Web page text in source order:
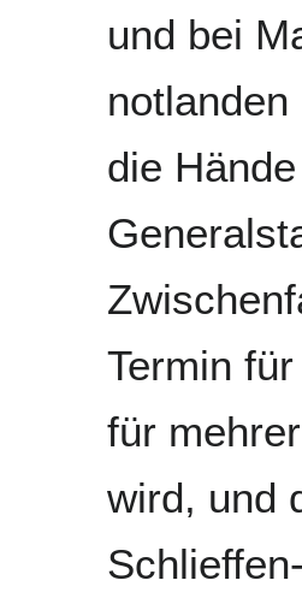
und bei
die
Termin
für
wird, und